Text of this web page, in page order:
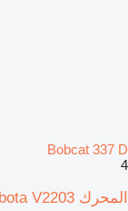
Bobcat 337 D
4
المحرك Kubota V2203 لـ حفارة صغيرة Bobcat 337 D